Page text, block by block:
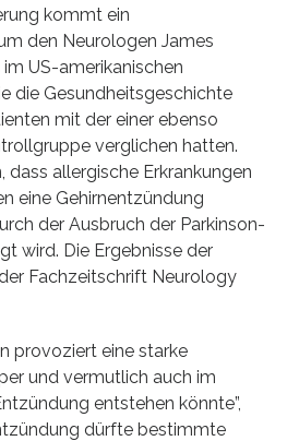
kommt ein
den Neurologen James
US-amerikanischen
die Gesundheitsgeschichte
mit der einer ebenso
verglichen hatten.
dass allergische Erkrankungen
eine Gehirnentzündung
der Ausbruch der Parkinson-
wird. Die Ergebnisse der
Fachzeitschrift Neurology
provoziert eine starke
und vermutlich auch im
entstehen könnte”,
dürfte bestimmte